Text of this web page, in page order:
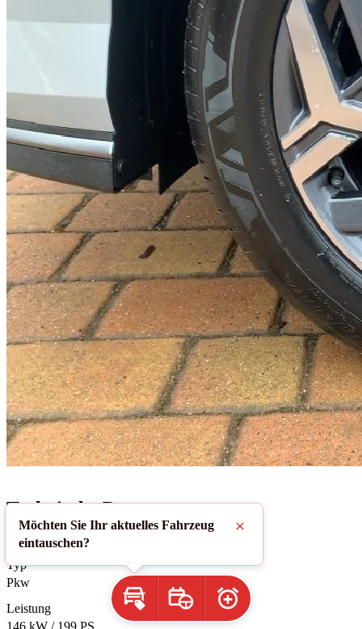
Technische Daten
Gebrauchtwagen
Typ
Pkw
Leistung
146 kW / 199 PS
Inzahlungnahme
Möchten Sie Ihr aktuelles Fahrzeug
eintauschen?
Schließen
ProbefahrtPreiswecker